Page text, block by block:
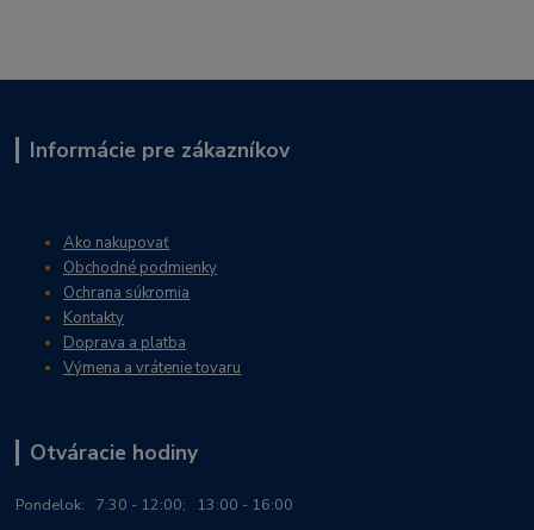
Informácie pre zákazníkov
Ako nakupovať
Obchodné podmienky
Ochrana súkromia
Kontakty
Doprava a platba
Výmena a vrátenie tovaru
Otváracie hodiny
Pondelok: 7:30 - 12:00; 13:00 - 16:00